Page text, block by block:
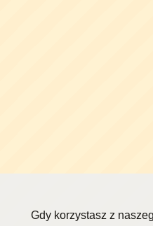
Gdy korzystasz z